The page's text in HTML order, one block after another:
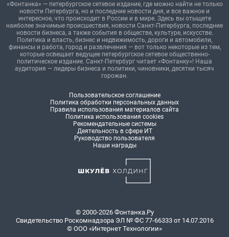
«Фонтанка» — петербургское сетевое издание, где можно найти не только
новости Петербурга, но и последние новости дня, и все важное и
интересное, что происходит в России и в мире. Здесь вы отыщете
наиболее значимые происшествия, новости Санкт-Петербурга, последние
новости бизнеса, а также события в обществе, культуре, искусстве.
Политика и власть, бизнес и недвижимость, дороги и автомобили,
финансы и работа, город и развлечения — вот только некоторые из тем,
которые освещает ведущее петербургское сетевое общественно-
политическое издание. Санкт-Петербург читает «Фонтанку»! Наша
аудитория — лидеры бизнеса и политики, чиновники, десятки тысяч
горожан.
Пользовательское соглашение
Политика обработки персональных данных
Правила использования материалов сайта
Политика использования cookies
Рекомендательные системы
Деятельность в сфере ИТ
Руководство пользователя
Наши награды
© 2000-2026 Фонтанка.Ру
Свидетельство Роскомнадзора ЭЛ № ФС 77-66333 от 14.07.2016
© ООО «Интернет Технологии»